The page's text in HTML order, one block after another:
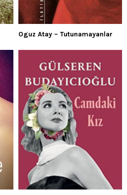
Oguz Atay – Tutunamayanlar